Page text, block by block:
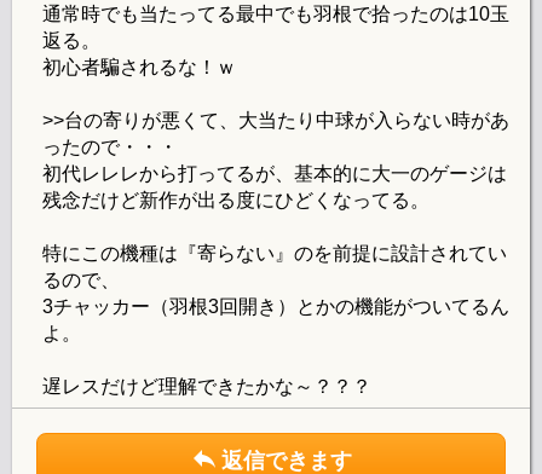
通常時でも当たってる最中でも羽根で拾ったのは10玉
返る。
初心者騙されるな！ｗ
>>台の寄りが悪くて、大当たり中球が入らない時があ
ったので・・・
初代レレレから打ってるが、基本的に大一のゲージは
残念だけど新作が出る度にひどくなってる。
特にこの機種は『寄らない』のを前提に設計されてい
るので、
3チャッカー（羽根3回開き）とかの機能がついてるん
よ。
遅レスだけど理解できたかな～？？？
返信できます